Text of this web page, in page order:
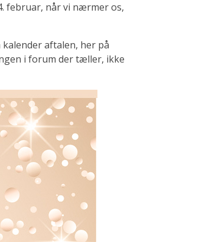
februar, når vi nærmer os,
kalender aftalen, her på
i forum der tæller, ikke